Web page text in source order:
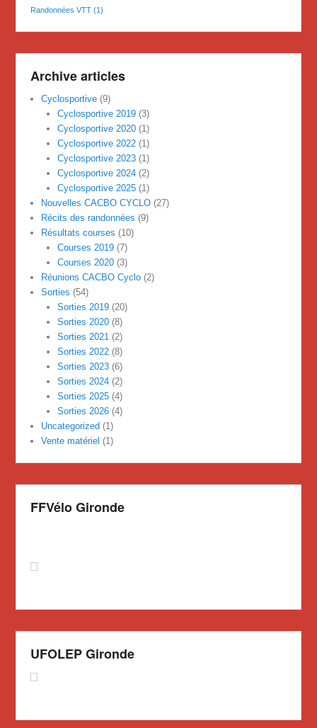
Randonnées VTT (1)
Archive articles
Cyclosportive (9)
Cyclosportive 2019(3)
Cyclosportive 2020(1)
Cyclosportive 2022(1)
Cyclosportive 2023(1)
Cyclosportive 2024(2)
Cyclosportive 2025(1)
Nouvelles CACBO CYCLO (27)
Récits des randonnées (9)
Résultats courses (10)
Courses 2019(7)
Courses 2020(3)
Réunions CACBO Cyclo (2)
Sorties (54)
Sorties 2019(20)
Sorties 2020(8)
Sorties 2021(2)
Sorties 2022(8)
Sorties 2023(6)
Sorties 2024(2)
Sorties 2025(4)
Sorties 2026(4)
Uncategorized (1)
Vente matériel (1)
FFVélo Gironde
UFOLEP Gironde